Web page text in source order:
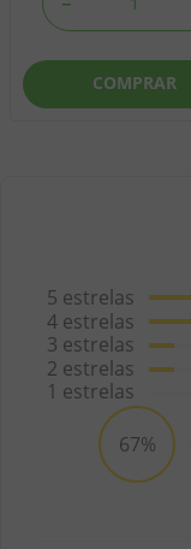
COMPRAR
5 estrelas
4estrelas
3 estrelas
2 estrelas
1 estrelas
67%